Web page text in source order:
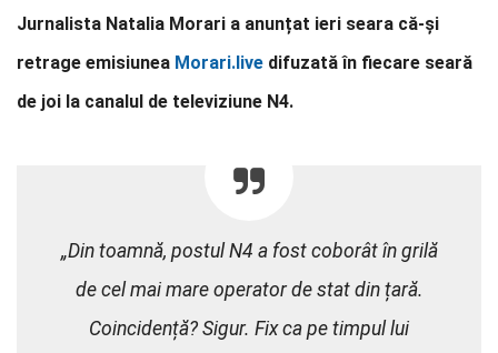
Jurnalista Natalia Morari a anunțat ieri seara că-și
retrage emisiunea Morari.live difuzată în fiecare seară
de joi la canalul de televiziune N4.
„Din toamnă, postul N4 a fost coborât în grilă
de cel mai mare operator de stat din țară.
Coincidență? Sigur. Fix ca pe timpul lui